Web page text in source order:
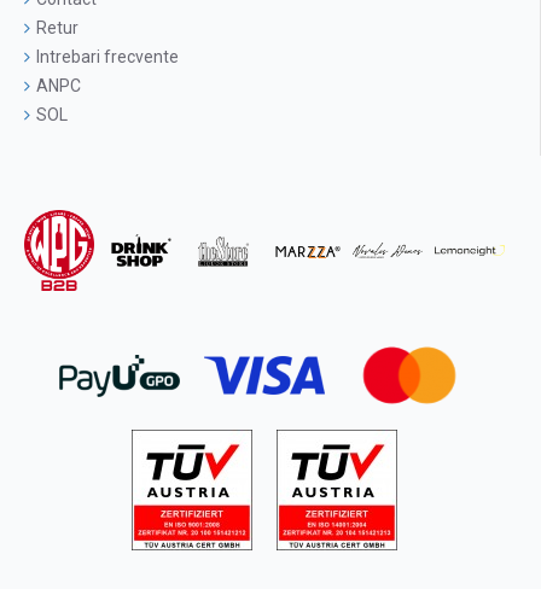
Retur
Intrebari frecvente
ANPC
SOL